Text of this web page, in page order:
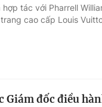
hợp tác với Pharrell
cao cấp Louis
Giám đốc điều